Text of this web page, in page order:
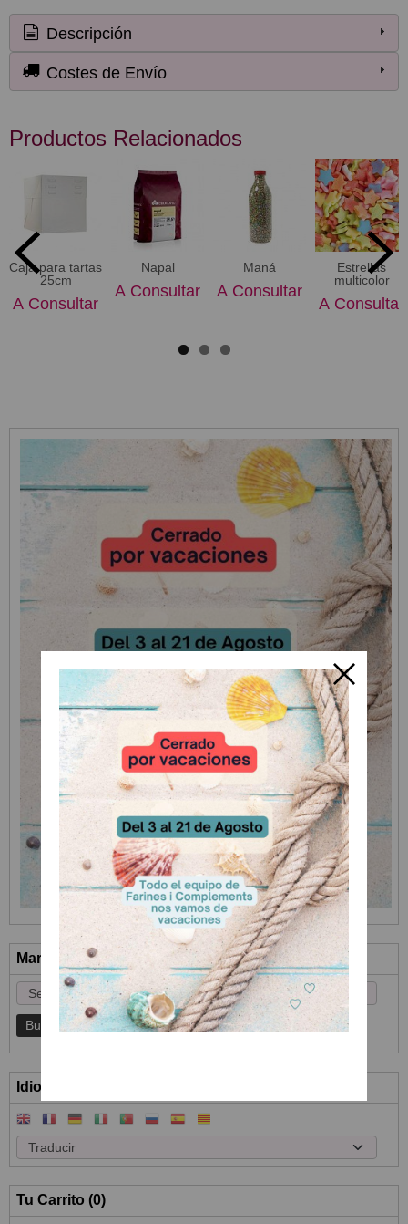
Marcas
Idioma
Tu Carrito (0)
Descripción
Costes de Envío
Productos Relacionados
Caja para tartas
25cm
A Consultar
Napal
A Consultar
Maná
A Consultar
Estrellas
multicolor
A Consultar